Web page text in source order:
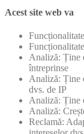
Acest site web va
Analiză: Ține
întreprinse
Analiză: Ține
dvs. de IP
Analiză: Ține
Analiză:
Reclamă: